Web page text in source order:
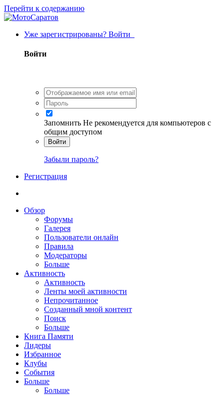
Перейти к содержанию
Уже зарегистрированы? Войти
Войти
Запомнить Не рекомендуется для компьютеров с
общим доступом
Войти
Забыли пароль?
Регистрация
Обзор
Форумы
Галерея
Пользователи онлайн
Правила
Модераторы
Больше
Активность
Активность
Ленты моей активности
Непрочитанное
Созданный мной контент
Поиск
Больше
Книга Памяти
Лидеры
Избранное
Клубы
События
Больше
Больше